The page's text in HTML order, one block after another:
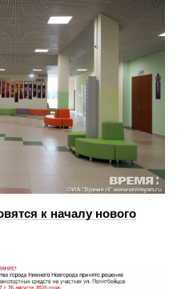
к началу нового